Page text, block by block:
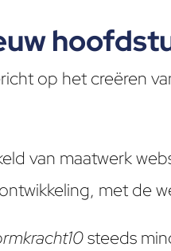
op het creëren
van maatwerk
met de
steeds